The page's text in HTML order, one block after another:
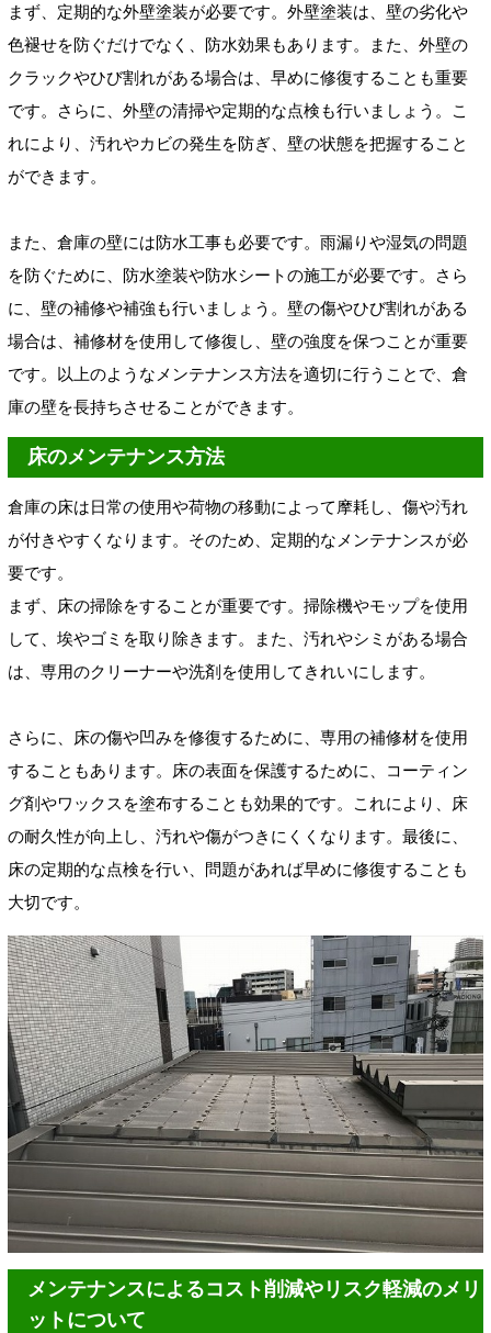
まず、定期的な外壁塗装が必要です。外壁塗装は、壁の劣化や
色褪せを防ぐだけでなく、防水効果もあります。また、外壁の
クラックやひび割れがある場合は、早めに修復することも重要
です。さらに、外壁の清掃や定期的な点検も行いましょう。こ
れにより、汚れやカビの発生を防ぎ、壁の状態を把握すること
ができます。
また、倉庫の壁には防水工事も必要です。雨漏りや湿気の問題
を防ぐために、防水塗装や防水シートの施工が必要です。さら
に、壁の補修や補強も行いましょう。壁の傷やひび割れがある
場合は、補修材を使用して修復し、壁の強度を保つことが重要
です。以上のようなメンテナンス方法を適切に行うことで、倉
庫の壁を長持ちさせることができます。
床のメンテナンス方法
倉庫の床は日常の使用や荷物の移動によって摩耗し、傷や汚れ
が付きやすくなります。そのため、定期的なメンテナンスが必
要です。
まず、床の掃除をすることが重要です。掃除機やモップを使用
して、埃やゴミを取り除きます。また、汚れやシミがある場合
は、専用のクリーナーや洗剤を使用してきれいにします。
さらに、床の傷や凹みを修復するために、専用の補修材を使用
することもあります。床の表面を保護するために、コーティン
グ剤やワックスを塗布することも効果的です。これにより、床
の耐久性が向上し、汚れや傷がつきにくくなります。最後に、
床の定期的な点検を行い、問題があれば早めに修復することも
大切です。
メンテナンスによるコスト削減やリスク軽減のメリ
ットについて